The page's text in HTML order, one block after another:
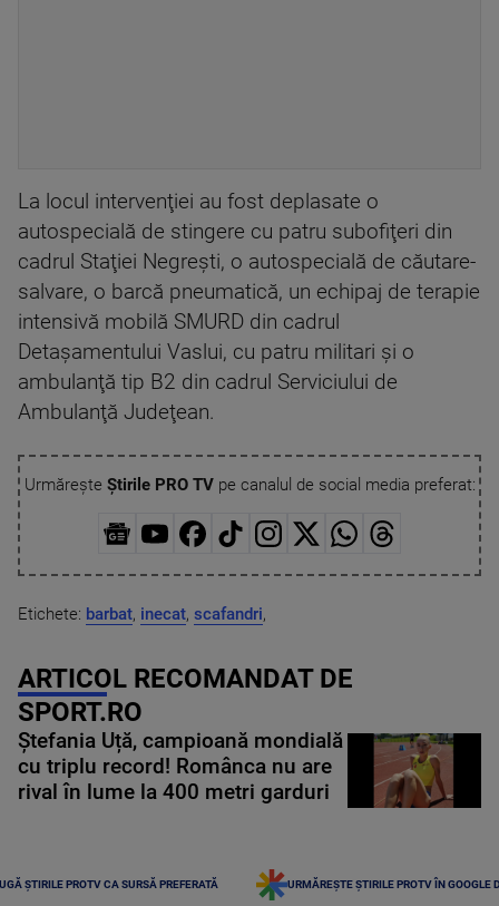
La locul intervenţiei au fost deplasate o
autospecială de stingere cu patru subofiţeri din
cadrul Staţiei Negreşti, o autospecială de căutare-
salvare, o barcă pneumatică, un echipaj de terapie
intensivă mobilă SMURD din cadrul
Detaşamentului Vaslui, cu patru militari şi o
ambulanţă tip B2 din cadrul Serviciului de
Ambulanţă Judeţean.
Urmărește Știrile PRO TVpe canalul de social media preferat:
Etichete: barbat, inecat, scafandri,
ARTICOL RECOMANDAT DE
SPORT.RO
Ștefania Uță, campioană mondială
cu triplu record! Românca nu are
rival în lume la 400 metri garduri
ȘTIRILE PROTV CA SURSĂ PREFERATĂ URMĂREȘTE ȘTIRILE PROTV ÎN GOOGLE